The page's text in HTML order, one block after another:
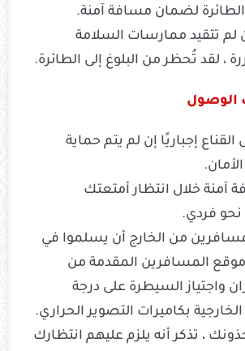
لضمان مسافة آمنة.
لم تتقيد ممارسات السلامة
، لقد تُحظر من البلوغ إلى الطائرة.
الوصول
إجباريًا إن لم يتم حماية
آمنة خلال انتظار أمتعتك
فردي.
من الخارج أن يسلموا في
المسافرين المقدمة من
واجتياز السيطرة على درجة
بكاميرات التصوير الحراري.
، تذكر أنه يلزم عليهم انتظارك